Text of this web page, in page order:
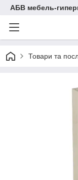
АБВ мебель-
Товари та